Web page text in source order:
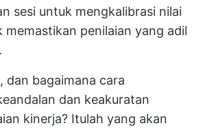
sesi untuk mengkalibrasi nilai
memastikan penilaian yang adil
dan bagaimana cara
dan keakuratan
kinerja? Itulah yang akan